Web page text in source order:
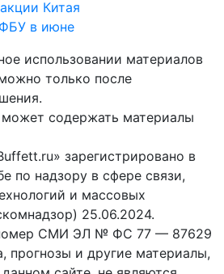
Китая
в июне
использовании материалов
только после
содержать материалы
зарегистрировано в
по надзору в сфере связи,
и массовых
25.06.2024.
СМИ ЭЛ № ФС 77 — 87629
прогнозы и другие материалы,